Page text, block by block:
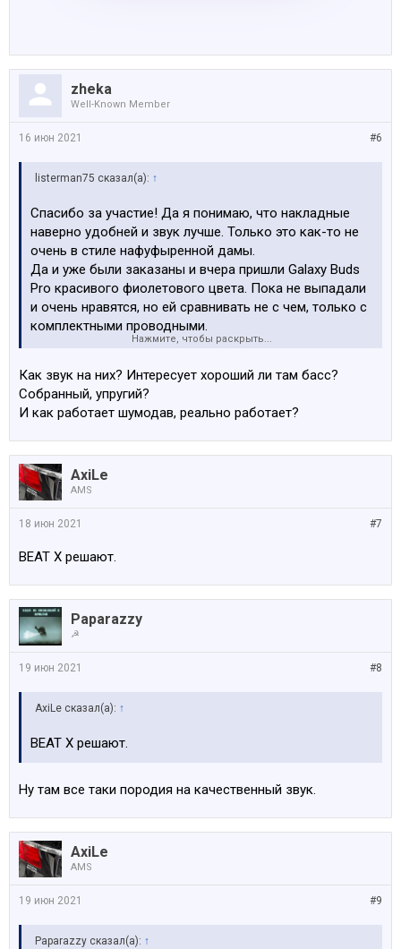
zheka
Well-Known Member
#6
16 июн 2021
listerman75 сказал(а): ↑
Спасибо за участие! Да я понимаю, что накладные
наверно удобней и звук лучше. Только это как-то не
очень в стиле нафуфыренной дамы.
Да и уже были заказаны и вчера пришли Galaxy Buds
Pro красивого фиолетового цвета. Пока не выпадали
и очень нравятся, но ей сравнивать не с чем, только с
комплектными проводными.
Нажмите, чтобы раскрыть...
Как звук на них? Интересует хороший ли там басс?
Собранный, упругий?
И как работает шумодав, реально работает?
AxiLe
AMS
#7
18 июн 2021
BEAT X решают.
Paparazzy
☭
#8
19 июн 2021
AxiLe сказал(а): ↑
BEAT X решают.
Ну там все таки породия на качественный звук.
AxiLe
AMS
#9
19 июн 2021
Paparazzy сказал(а): ↑